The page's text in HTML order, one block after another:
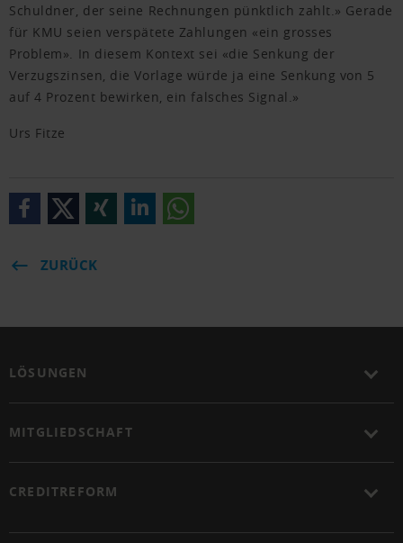
Schuldner, der seine Rechnungen pünktlich zahlt.» Gerade
für KMU seien verspätete Zahlungen «ein grosses
Problem». In diesem Kontext sei «die Senkung der
Verzugszinsen, die Vorlage würde ja eine Senkung von 5
auf 4 Prozent bewirken, ein falsches Signal.»
Urs Fitze
ZURÜCK
LÖSUNGEN
MITGLIEDSCHAFT
CREDITREFORM